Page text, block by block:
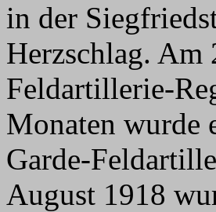
in der
Herzschlag.
Feldartillerie-
Monaten wurde
Garde-
August 1918